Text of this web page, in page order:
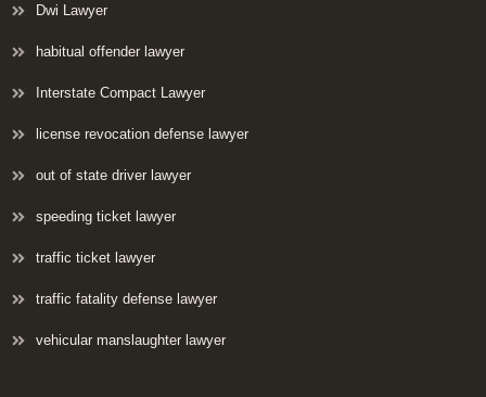
Dwi Lawyer
habitual offender lawyer
Interstate Compact Lawyer
license revocation defense lawyer
out of state driver lawyer
speeding ticket lawyer
traffic ticket lawyer
traffic fatality defense lawyer
vehicular manslaughter lawyer